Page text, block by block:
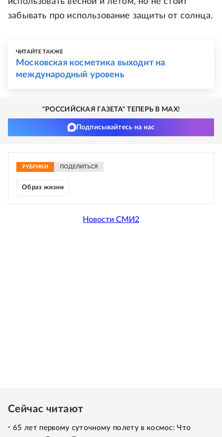
забывать про использование защиты от солнца.
ЧИТАЙТЕ ТАКЖЕ
Московская косметика выходит на
международный уровень
"РОССИЙСКАЯ ГАЗЕТА" ТЕПЕРЬ В MAX!
Подписывайтесь на нас
РУБРИКИ ПОДЕЛИТЬСЯ
Образ жизни
Новости СМИ2
Сейчас читают
65 лет первому суточному полету в космос: Что